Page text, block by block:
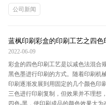
公司新闻
蓝枫印刷彩盒的印刷工艺之四色
2022-06-09
彩盒的四色印刷工艺是以减色法混合
黑色墨进行印刷的方式。随着印刷机
印刷逐渐发展到用固定的几个颜色印
三色进行印刷复制，但效果并不理想
四色-黑，使印刷成品的颜色效果大为